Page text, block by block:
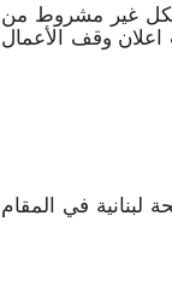
شكل غير مشروط من
اعلان وقف الأعمال
لبنانية في المقام